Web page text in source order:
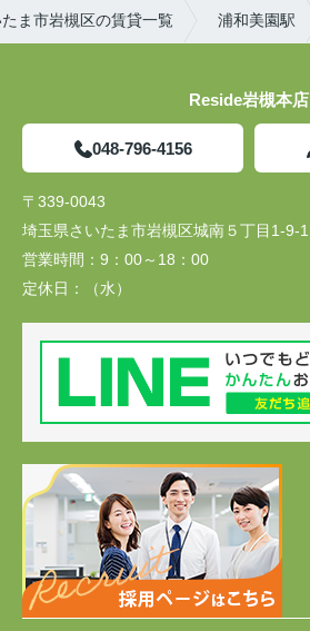
ま市岩槻区の賃貸一覧 浦和美園駅
Reside岩槻本店
048-796-4156
〒339-0043
埼玉県さいたま市岩槻区城南５丁目1-9-1
営業時間： 9：00～18：00
定休日：
（水）